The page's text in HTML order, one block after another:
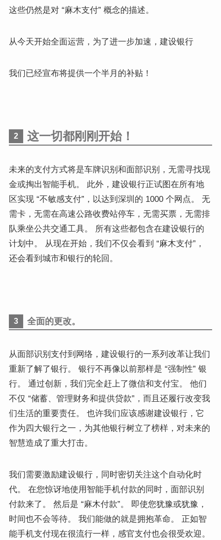
这些仍然是对 “麻木支付” 概念的描述。
从今天开始全面运营，为了进一步加速，建设银行
我们已经宣布将提供一个半月的补贴！
2 这一切都刚刚开始！
未来的支付方式将是车牌识别和面部识别，无需寻找现
金或掏出智能手机。 此外，建设银行正试图在所有地
区实现 “不敏感支付”，以达到深圳的 1000 个网点。 无
需卡，无需在高速公路收费站停车，无需买票，无需排
队乘坐公共交通工具。 所有这些都包含在建设银行的
计划中。
从现在开始，我们不仅会看到 “麻木支付”，
还会看到城市和银行的轮回。
3 全面的更改。
从面部识别支付到网络，建设银行的一系列改革让我们
重新了解了银行。 银行不再像以前那样是 “强制性” 银
行。 通过创新，我们完全赶上了微信和支付宝。 他们
不仅 “储蓄、管理财务和提供贷款”，而且还履行改变我
们生活的重要责任。 也许我们应该感谢建设银行，它
作为四大银行之一，为其他银行树立了榜样，对未来的
智慧造成了重大打击。
我们需要激励建设银行，同时密切关注这个自动化时
代。 在您惊讶地使用智能手机付款的同时，面部识别
付款来了。 然后是 “麻木付款”。 即使您犹豫或犹豫，
时间也不会等待。 我们能做的就是拥抱革命。 正如智
能手机支付现在很流行一样，感官支付也会很受欢迎。